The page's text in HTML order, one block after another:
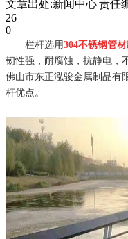
文章出处:新闻中心|责任
26
0
栏杆选用304不锈钢管材
韧性强，耐腐蚀，抗静电，
佛山市东正泓骏金属制品有
杆优点。